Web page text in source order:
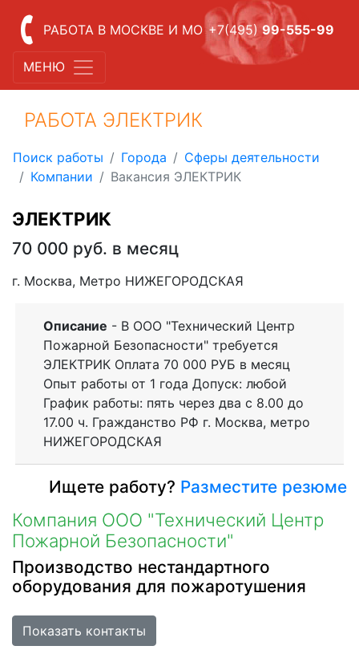
РАБОТА В МОСКВЕ И МО +7(495) 99-555-99
МЕНЮ
РАБОТА ЭЛЕКТРИК
Поиск работы Города
Сферы деятельности
Компании
Вакансия ЭЛЕКТРИК
ЭЛЕКТРИК
70 000 руб. в месяц
г. Москва, Метро НИЖЕГОРОДСКАЯ
Описание - В ООО "Технический Центр
Пожарной Безопасности" требуется
ЭЛЕКТРИК Оплата 70 000 РУБ в месяц
Опыт работы от 1 года Допуск: любой
График работы: пять через два с 8.00 до
17.00 ч. Гражданство РФ г. Москва, метро
НИЖЕГОРОДСКАЯ
Ищете работу? Разместите резюме
Компания ООО "Технический Центр
Пожарной Безопасности"
Производство нестандартного
оборудования для пожаротушения
Показать контакты